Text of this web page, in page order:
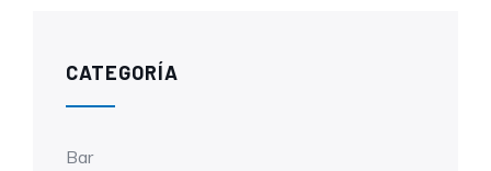
CATEGORÍA
Bar